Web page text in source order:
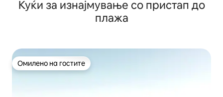
Куќи за изнајмување со пристап до
плажа
Омилено на гостите
Омилено на гостите